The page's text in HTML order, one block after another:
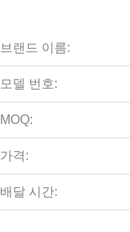
브랜드 이름:
모델 번호:
MOQ:
가격:
배달 시간: